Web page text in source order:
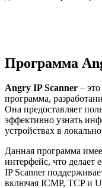
Программа
Angry IP Scanner –
программа,
Она предоставляет
эффективно узнать
устройствах в
Данная программа
интерфейс, что делает
IP Scanner
включая ICMP, TCP и